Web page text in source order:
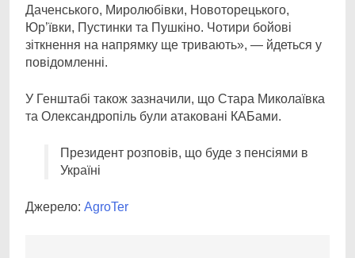
Даченського, Миролюбівки, Новоторецького,
Юр’ївки, Пустинки та Пушкіно. Чотири бойові
зіткнення на напрямку ще тривають», — йдеться у
повідомленні.
У Генштабі також зазначили, що Стара Миколаївка
та Олександропіль були атаковані КАБами.
Президент розповів, що буде з пенсіями в
Україні
Джерело: АgroTer